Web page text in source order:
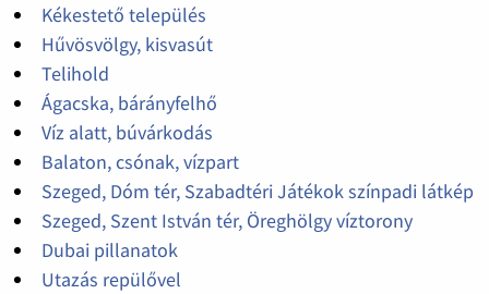
Kékestető település
Hűvösvölgy, kisvasút
Telihold
Ágacska, bárányfelhő
Víz alatt, búvárkodás
Balaton, csónak, vízpart
Szeged, Dóm tér, Szabadtéri Játékok színpadi látkép
Szeged, Szent István tér, Öreghölgy víztorony
Dubai pillanatok
Utazás repülővel